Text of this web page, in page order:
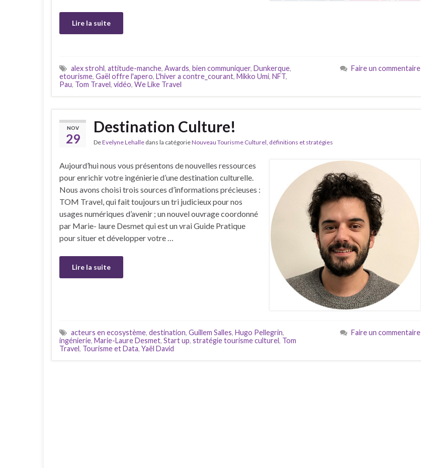
Lire la suite
alex strohl, attitude-manche, Awards, bien communiquer, Dunkerque,
etourisme, Gaël offre l'apero, L'hiver a contre_courant, Mikko Umi, NFT,
Pau, Tom Travel, vidéo, We Like Travel
Faire un commentaire
NOV
29
Destination Culture!
DeEvelyne Lehalle dans la catégorieNouveau Tourisme Culturel, définitions et stratégies
Aujourd’hui nous vous présentons de nouvelles ressources
pour enrichir votre ingénierie d’une destination culturelle.
Nous avons choisi trois sources d’informations précieuses :
TOM Travel, qui fait toujours un tri judicieux pour nos
usages numériques d’avenir ; un nouvel ouvrage coordonné
par Marie- laure Desmet qui est un vrai Guide Pratique
pour situer et développer votre …
Lire la suite
acteurs en ecosystème, destination, Guillem Salles, Hugo Pellegrin,
ingénierie, Marie-Laure Desmet, Start up, stratégie tourisme culturel, Tom
Travel, Tourisme et Data, Yaël David
Faire un commentaire